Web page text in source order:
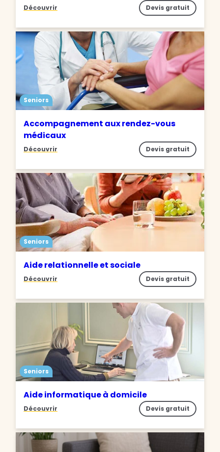
Découvrir Devis gratuit
Seniors
Accompagnement aux rendez-vous
médicaux
Découvrir Devis gratuit
Seniors
Aide relationnelle et sociale
Découvrir Devis gratuit
Seniors
Aide informatique à domicile
Découvrir Devis gratuit